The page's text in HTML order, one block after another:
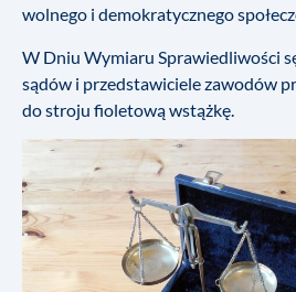
wolnego i demokratycznego
W Dniu Wymiaru Sprawiedliwości
sądów i przedstawiciele zawodów
do stroju fioletową wstążkę.